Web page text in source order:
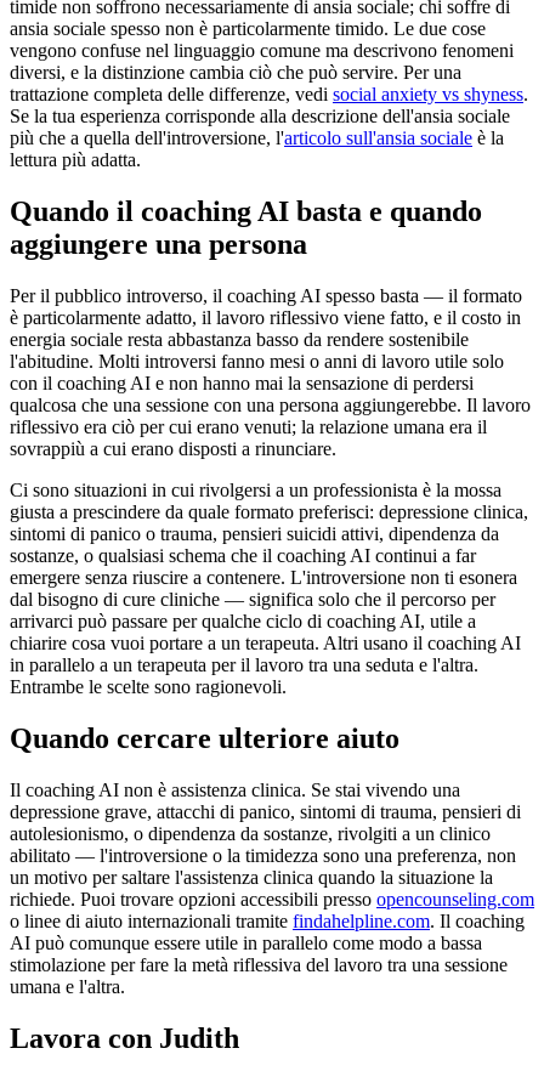
timide non soffrono necessariamente di ansia sociale; chi soffre di
ansia sociale spesso non è particolarmente timido. Le due cose
vengono confuse nel linguaggio comune ma descrivono fenomeni
diversi, e la distinzione cambia ciò che può servire. Per una
trattazione completa delle differenze, vedi social anxiety vs shyness.
Se la tua esperienza corrisponde alla descrizione dell'ansia sociale
più che a quella dell'introversione, l'articolo sull'ansia sociale è la
lettura più adatta.
Quando il coaching AI basta e quando
aggiungere una persona
Per il pubblico introverso, il coaching AI spesso basta — il formato
è particolarmente adatto, il lavoro riflessivo viene fatto, e il costo in
energia sociale resta abbastanza basso da rendere sostenibile
l'abitudine. Molti introversi fanno mesi o anni di lavoro utile solo
con il coaching AI e non hanno mai la sensazione di perdersi
qualcosa che una sessione con una persona aggiungerebbe. Il lavoro
riflessivo era ciò per cui erano venuti; la relazione umana era il
sovrappiù a cui erano disposti a rinunciare.
Ci sono situazioni in cui rivolgersi a un professionista è la mossa
giusta a prescindere da quale formato preferisci: depressione clinica,
sintomi di panico o trauma, pensieri suicidi attivi, dipendenza da
sostanze, o qualsiasi schema che il coaching AI continui a far
emergere senza riuscire a contenere. L'introversione non ti esonera
dal bisogno di cure cliniche — significa solo che il percorso per
arrivarci può passare per qualche ciclo di coaching AI, utile a
chiarire cosa vuoi portare a un terapeuta. Altri usano il coaching AI
in parallelo a un terapeuta per il lavoro tra una seduta e l'altra.
Entrambe le scelte sono ragionevoli.
Quando cercare ulteriore aiuto
Il coaching AI non è assistenza clinica. Se stai vivendo una
depressione grave, attacchi di panico, sintomi di trauma, pensieri di
autolesionismo, o dipendenza da sostanze, rivolgiti a un clinico
abilitato — l'introversione o la timidezza sono una preferenza, non
un motivo per saltare l'assistenza clinica quando la situazione la
richiede. Puoi trovare opzioni accessibili presso opencounseling.com
o linee di aiuto internazionali tramite findahelpline.com. Il coaching
AI può comunque essere utile in parallelo come modo a bassa
stimolazione per fare la metà riflessiva del lavoro tra una sessione
umana e l'altra.
Lavora con Judith